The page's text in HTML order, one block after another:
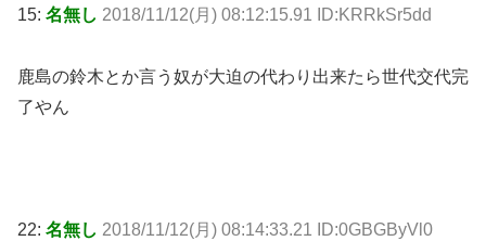
15: 名無し 2018/11/12(月) 08:12:15.91 ID:KRRkSr5dd
鹿島の鈴木とか言う奴が大迫の代わり出来たら世代交代完
了やん
22: 名無し 2018/11/12(月) 08:14:33.21 ID:0GBGByVl0